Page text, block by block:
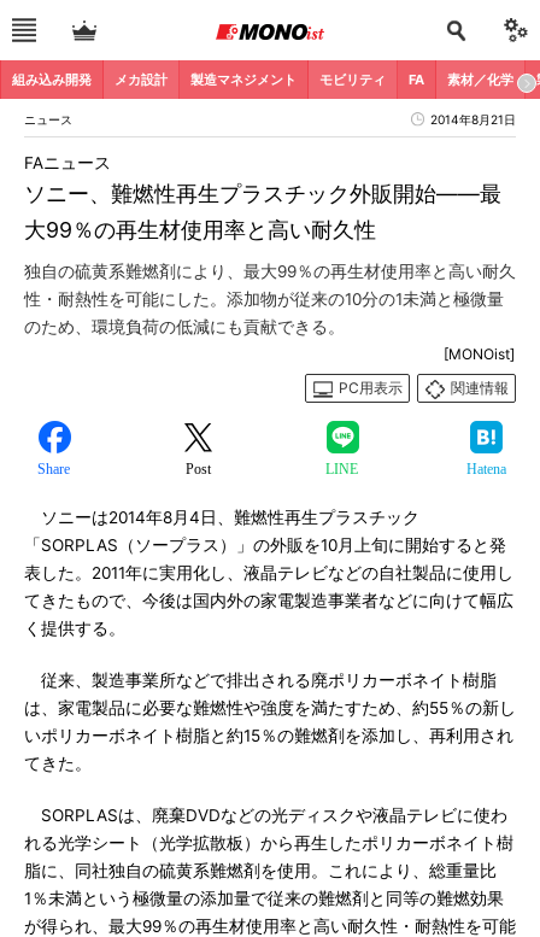
組み込み開発 メカ設計 製造マネジメント モビリティ FA 素材／化学
ニュース 2014年8月21日
ソニー、難燃性再生プラスチック外販開始――最
大99％の再生材使用率と高い耐久性
FAニュース
独自の硫黄系難燃剤により、最大99％の再生材使用率と高い耐久
性・耐熱性を可能にした。添加物が従来の10分の1未満と極微量
のため、環境負荷の低減にも貢献できる。
[MONOist]
PC用表示
関連情報
Share Post LINE Hatena
ソニーは2014年8月4日、難燃性再生プラスチック
「SORPLAS（ソープラス）」の外販を10月上旬に開始すると発
表した。2011年に実用化し、液晶テレビなどの自社製品に使用し
てきたもので、今後は国内外の家電製造事業者などに向けて幅広
く提供する。
従来、製造事業所などで排出される廃ポリカーボネイト樹脂
は、家電製品に必要な難燃性や強度を満たすため、約55％の新し
いポリカーボネイト樹脂と約15％の難燃剤を添加し、再利用され
てきた。
SORPLASは、廃棄DVDなどの光ディスクや液晶テレビに使わ
れる光学シート（光学拡散板）から再生したポリカーボネイト樹
脂に、同社独自の硫黄系難燃剤を使用。これにより、総重量比
1％未満という極微量の添加量で従来の難燃剤と同等の難燃効果
が得られ、最大99％の再生材使用率と高い耐久性・耐熱性を可能